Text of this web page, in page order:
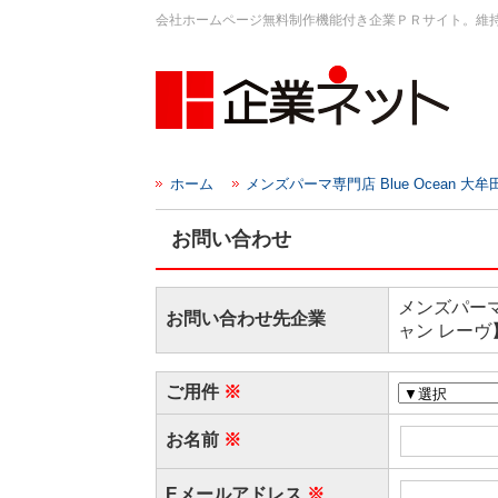
会社ホームページ無料制作機能付き企業ＰＲサイト。
ホーム メンズパーマ専門店 Blue Ocean 大
お問い合わせ
お問い合わせ先企業
メンズパー
ャン レーヴ
ご用件
お名前